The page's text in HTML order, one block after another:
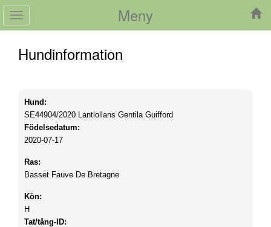
Meny
Toggle
navigation
Hundinformation
Hund:
SE44904/2020 Lantlollans Gentila Guifford
Födelsedatum:
2020-07-17
Ras:
Basset Fauve De Bretagne
Kön:
H
Tat/tång-ID: